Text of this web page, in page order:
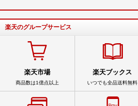
楽天のグループサービス
楽天市場
商品数は1億点以上
楽天ブックス
いつでも全品送料無料